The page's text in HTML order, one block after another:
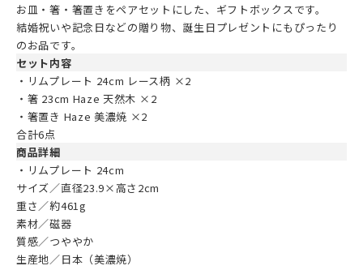
お皿・箸・箸置きをペアセットにした、ギフトボックスです。
結婚祝いや記念日などの贈り物、誕生日プレゼントにもぴったり
のお品です。
セット内容
・リムプレート 24cm レース柄 ×2
・箸 23cm Haze 天然木 ×2
・箸置き Haze 美濃焼 ×2
合計6点
商品詳細
・リムプレート 24cm
サイズ／直径23.9×高さ2cm
重さ／約461g
素材／磁器
質感／つややか
生産地／日本（美濃焼）